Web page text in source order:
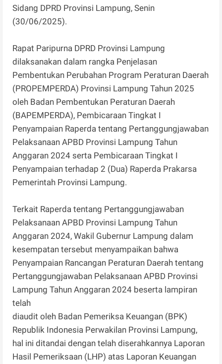
Sidang DPRD Provinsi Lampung, Senin
(30/06/2025).
Rapat Paripurna DPRD Provinsi Lampung
dilaksanakan dalam rangka Penjelasan
Pembentukan Perubahan Program Peraturan Daerah
(PROPEMPERDA) Provinsi Lampung Tahun 2025
oleh Badan Pembentukan Peraturan Daerah
(BAPEMPERDA), Pembicaraan Tingkat I
Penyampaian Raperda tentang Pertanggungjawaban
Pelaksanaan APBD Provinsi Lampung Tahun
Anggaran 2024 serta Pembicaraan Tingkat I
Penyampaian terhadap 2 (Dua) Raperda Prakarsa
Pemerintah Provinsi Lampung.
Terkait Raperda tentang Pertanggungjawaban
Pelaksanaan APBD Provinsi Lampung Tahun
Anggaran 2024, Wakil Gubernur Lampung dalam
kesempatan tersebut menyampaikan bahwa
Penyampaian Rancangan Peraturan Daerah tentang
Pertanggungjawaban Pelaksanaan APBD Provinsi
Lampung Tahun Anggaran 2024 beserta lampiran
telah
diaudit oleh Badan Pemeriksa Keuangan (BPK)
Republik Indonesia Perwakilan Provinsi Lampung,
hal ini ditandai dengan telah diserahkannya Laporan
Hasil Pemeriksaan (LHP) atas Laporan Keuangan